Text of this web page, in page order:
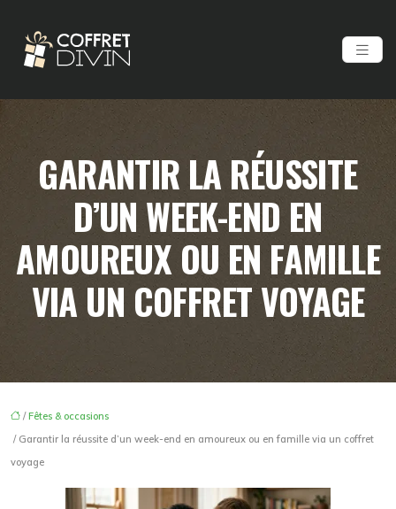
GARANTIR LA RÉUSSITE
D’UN WEEK-END EN
AMOUREUX OU EN FAMILLE
VIA UN COFFRET VOYAGE
/Fêtes & occasions
/ Garantir la réussite d’un week-end en amoureux ou en famille via un coffret
voyage